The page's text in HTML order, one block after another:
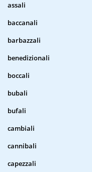
assali
baccanali
barbazzali
benedizionali
boccali
bubali
bufali
cambiali
cannibali
capezzali